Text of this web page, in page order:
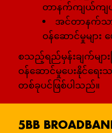
တာနက်ကျယ်ကျယ်ပ
အင်တာနက်သ
ဝန်ဆောင်မှုများ ပ
စသည့်ရည်မှန်းချက်များ
ဝန်ဆောင်မှုပေးနိုင်ရ
တစ်ခုပင်ဖြစ်ပါသည်။
5BB